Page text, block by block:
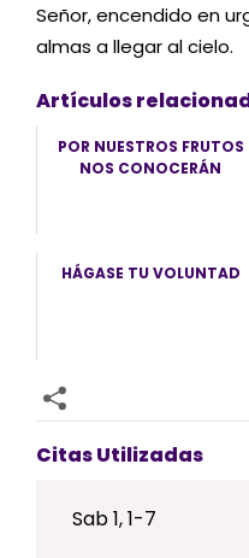
Señor, encendido en
almas a llegar al cielo.
Artículos
POR NUESTROS FRUTOS
NOS CONOCERÁN
HÁGASE TU VOLUNTAD
Citas Utilizadas
Sab 1, 1-7